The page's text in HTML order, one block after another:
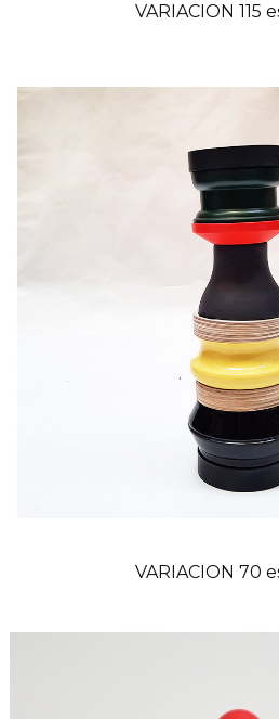
VARIACION 115
VARIACION 70